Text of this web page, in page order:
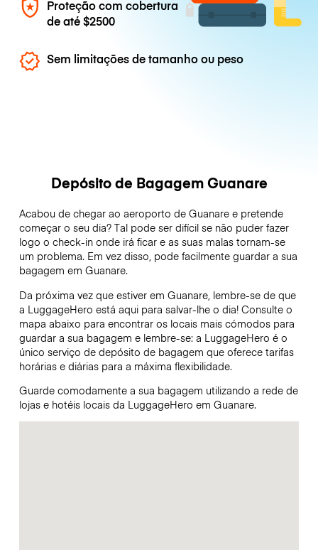
Proteção com cobertura
de até$2500
Sem limitações de tamanho ou peso
Depósito de Bagagem Guanare
Acabou de chegar ao aeroporto de Guanare e pretende
começar o seu dia? Tal pode ser difícil se não puder fazer
logo o check-in onde irá ficar e as suas malas tornam-se
um problema. Em vez disso, pode facilmente guardar a sua
bagagem em Guanare.
Da próxima vez que estiver em Guanare, lembre-se de que
a LuggageHero está aqui para salvar-lhe o dia! Consulte o
mapa abaixo para encontrar os locais mais cómodos para
guardar a sua bagagem e lembre-se: a LuggageHero é o
único serviço de depósito de bagagem que oferece tarifas
horárias e diárias para a máxima flexibilidade.
Guarde comodamente a sua bagagem utilizando a rede de
lojas e hotéis locais da LuggageHero em Guanare.